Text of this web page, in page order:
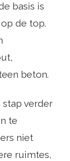
basis is
de top.
beton.
verder
te
niet
ruimtes,